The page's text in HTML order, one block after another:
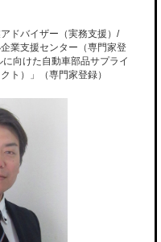
ドバイザー（実務支援）/
業支援センター（専門家登
向けた自動車部品サプライ
ト）」（専門家登録）